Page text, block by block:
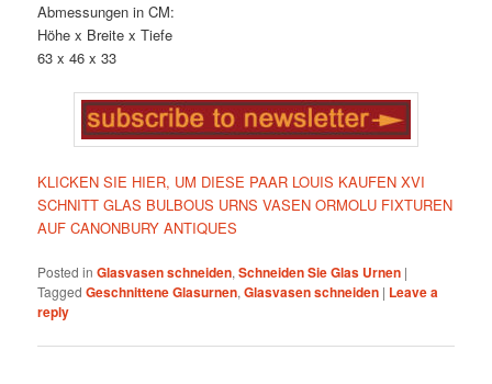
Abmessungen in CM:
Höhe x Breite x Tiefe
63 x 46 x 33
KLICKEN SIE HIER, UM DIESE PAAR LOUIS KAUFEN XVI
SCHNITT GLAS BULBOUS URNS VASEN ORMOLU FIXTUREN
AUF CANONBURY ANTIQUES
Posted in Glasvasen schneiden,Schneiden Sie Glas Urnen |
Tagged Geschnittene Glasurnen,Glasvasen schneiden | Leave a
reply